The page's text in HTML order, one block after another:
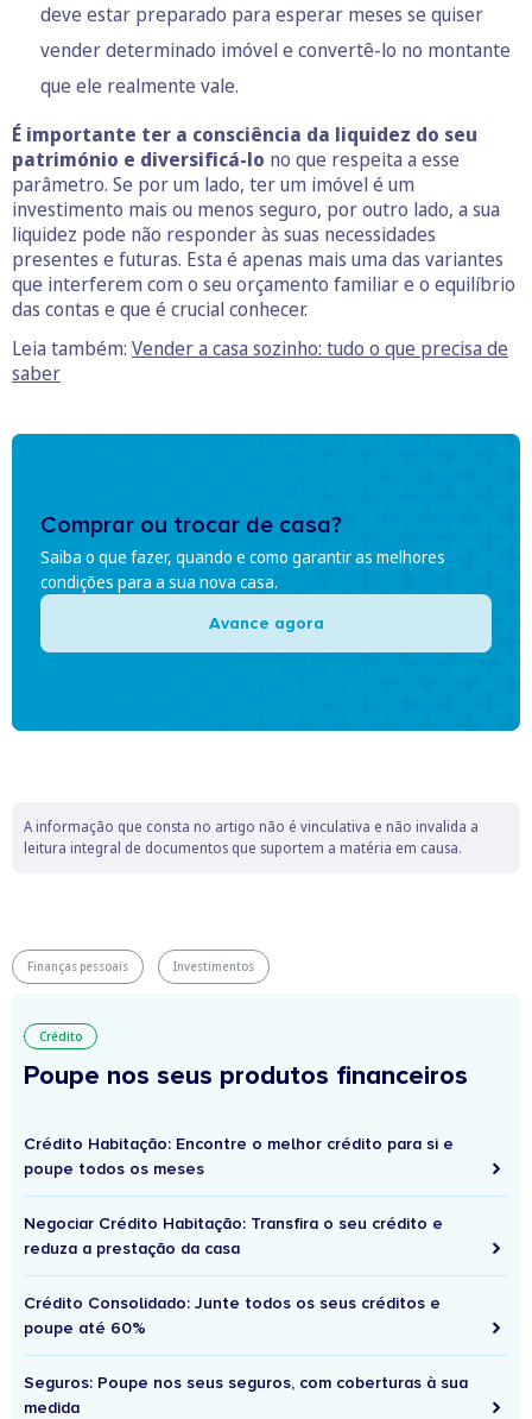
deve estar preparado para esperar meses se quiser
vender determinado imóvel e convertê-lo no montante
que ele realmente vale.
É importante ter a consciência da liquidez do seu
património e diversificá-lo no que respeita a esse
parâmetro. Se por um lado, ter um imóvel é um
investimento mais ou menos seguro, por outro lado, a sua
liquidez pode não responder às suas necessidades
presentes e futuras. Esta é apenas mais uma das variantes
que interferem com o seu orçamento familiar e o equilíbrio
das contas e que é crucial conhecer.
Leia também: Vender a casa sozinho: tudo o que precisa de
saber
Comprar ou trocar de casa?
Saiba o que fazer, quando e como garantir as melhores
condições para a sua nova casa.
Avance agora
A informação que consta no artigo não é vinculativa e não invalida a
leitura integral de documentos que suportem a matéria em causa.
Finanças pessoais Investimentos
Crédito
Poupe nos seus produtos financeiros
Crédito Habitação: Encontre o melhor crédito para si e
poupe todos os meses
Negociar Crédito Habitação: Transfira o seu crédito e
reduza a prestação da casa
Crédito Consolidado: Junte todos os seus créditos e
poupe até 60%
Seguros: Poupe nos seus seguros, com coberturas à sua
medida